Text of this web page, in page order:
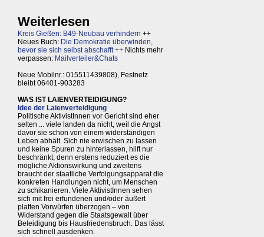
Weiterlesen
Kreis Gießen: B49-Neubau verhindern ++
Neues Buch: Die Demokratie überwinden,
bevor sie sich selbst abschafft++ Nichts mehr
verpassen: Mailverteiler&Chats
Neue Mobilnr.: 015511439808), Festnetz
bleibt 06401-903283
WAS IST LAIENVERTEIDIGUNG?
Idee der Laienverteidigung
Politische AktivistInnen vor Gericht sind eher
selten ... viele landen da nicht, weil die Angst
davor sie schon von einem widerständigen
Leben abhält. Sich nie erwischen zu lassen
und keine Spuren zu hinterlassen, hilft nur
beschränkt, denn erstens reduziert es die
mögliche Aktionswirkung und zweitens
braucht der staatliche Verfolgungsapparat die
konkreten Handlungen nicht, um Menschen
zu schikanieren. Viele AktivistInnen sehen
sich mit frei erfundenen und/oder äußert
platten Vorwürfen überzogen – von
Widerstand gegen die Staatsgewalt über
Beleidigung bis Hausfriedensbruch. Das lässt
sich schnell ausdenken.